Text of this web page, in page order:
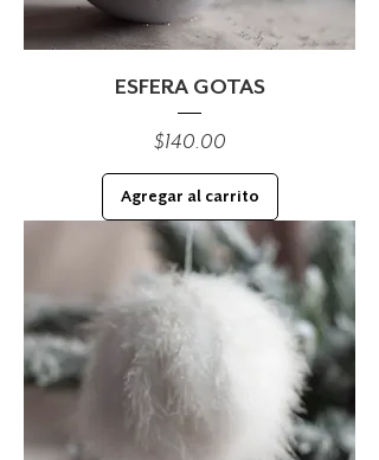
ESFERA GOTAS
Precio
$140.00
Agregar al carrito